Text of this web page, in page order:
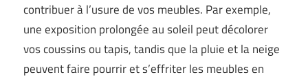
contribuer à l’usure de vos meubles. Par exemple,
une exposition prolongée au soleil peut décolorer
vos coussins ou tapis, tandis que la pluie et la neige
peuvent faire pourrir et s’effriter les meubles en